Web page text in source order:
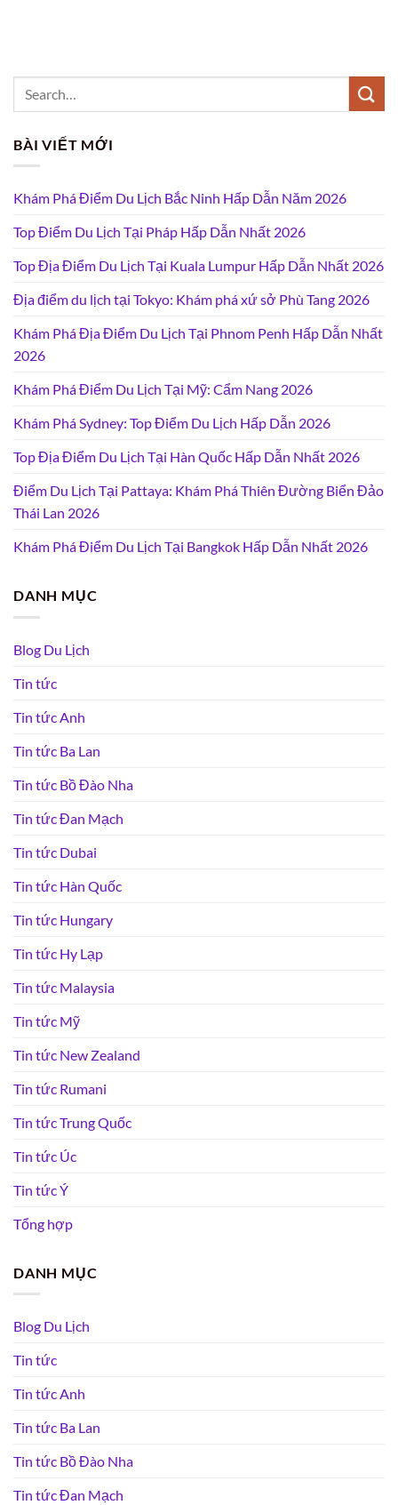
BÀI VIẾT MỚI
Khám Phá Điểm Du Lịch Bắc Ninh Hấp Dẫn Năm 2026
Top Điểm Du Lịch Tại Pháp Hấp Dẫn Nhất 2026
Top Địa Điểm Du Lịch Tại Kuala Lumpur Hấp Dẫn Nhất 2026
Địa điểm du lịch tại Tokyo: Khám phá xứ sở Phù Tang 2026
Khám Phá Địa Điểm Du Lịch Tại Phnom Penh Hấp Dẫn Nhất
2026
Khám Phá Điểm Du Lịch Tại Mỹ: Cẩm Nang 2026
Khám Phá Sydney: Top Điểm Du Lịch Hấp Dẫn 2026
Top Địa Điểm Du Lịch Tại Hàn Quốc Hấp Dẫn Nhất 2026
Điểm Du Lịch Tại Pattaya: Khám Phá Thiên Đường Biển Đảo
Thái Lan 2026
Khám Phá Điểm Du Lịch Tại Bangkok Hấp Dẫn Nhất 2026
DANH MỤC
Blog Du Lịch
Tin tức
Tin tức Anh
Tin tức Ba Lan
Tin tức Bồ Đào Nha
Tin tức Đan Mạch
Tin tức Dubai
Tin tức Hàn Quốc
Tin tức Hungary
Tin tức Hy Lạp
Tin tức Malaysia
Tin tức Mỹ
Tin tức New Zealand
Tin tức Rumani
Tin tức Trung Quốc
Tin tức Úc
Tin tức Ý
Tổng hợp
DANH MỤC
Blog Du Lịch
Tin tức
Tin tức Anh
Tin tức Ba Lan
Tin tức Bồ Đào Nha
Tin tức Đan Mạch